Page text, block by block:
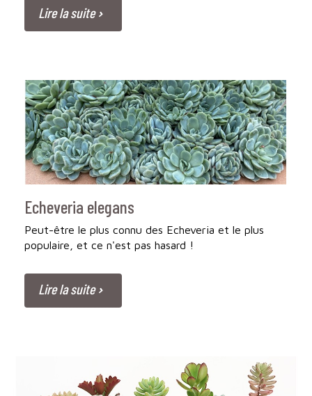
Lire la suite
Echeveria elegans
Peut-être le plus connu des Echeveria et le plus
populaire, et ce n'est pas hasard !
Lire la suite